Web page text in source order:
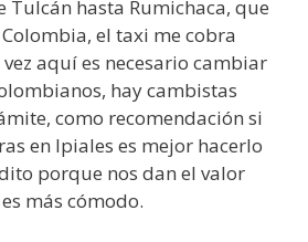
Tulcán hasta Rumichaca, que
el taxi me cobra
aquí es necesario cambiar
hay cambistas
como recomendación si
en Ipiales es mejor hacerlo
porque nos dan el valor
más cómodo.